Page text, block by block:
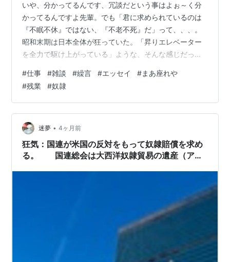
いや、分かってるんです、冗談だという事はよぉ～く分
かってるんですよ先輩。でも「君に求められているのは
『不眠不休』ではない、『不老不死』だ」って、、、。
昭和末期は日本全体が狂っていた。「昇りエレベーター
を全力で駆け上がっている」ような、そんな感じだっ
習い新入社員でアイドリングの平和な日々が続いていた
が、その後は怒涛の残業休出生活。手元データを見ると
月平均70～80時間程度の残業。ピークは1988年8月の
120時間（恐ろしい事にサービス残業は含まず）。残業時
間から見てもバブルの影響がわかる（バブルだからとい
って皆が浮ついて遊んでいた訳ではな…
#仕事 #雑談 #繰言 #エッセイ #まあ座れや
#残業 #奴隷
迷夢 • 4ヶ月前
狂気：国連が米国の反対をもって奴隷賠償を求め
る。 国連総会は大西洋奴隷貿易の遺産（アフ
賛成で採択され、賛成123票、アメリカ、イスラ
エル、アルゼンチンが反対、主要なヨーロッパ諸
国を含む52か国が棄権しました。